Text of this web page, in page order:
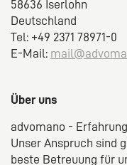
58636 Iserlohn
Deutschland
Tel: +49 2371 78971-0
E-Mail:
Über uns
advomano -
Unser Anspruch sind
beste Betreuung für